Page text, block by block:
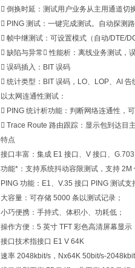
 倒换时延：测试用户业务从主用通道切
 PING 测试：一键完成测试。自动探测
 帧中继测试：可设置模式（自动/DTE/
 缺陷与异常 性能析：离线业务测试，
 误码插入：BIT 误码
 统计类型：BIT 误码，LO、LOP、AI 告
以太网连通性测试：
 PING 统计析功能：判断网络连通性，
 Trace Route 路由跟踪：显示包到达目
特点
接口丰富：集成 E1 接口、V 接口、
功能*：支持系统抖动容限测试，支持
PING 功能：E1、V.35 接口 PING 测试
大容量：可存储 5000 条以测试记录；
小巧便携：手持式、体积小、功耗低；
操作方便：5 英寸 TFT 彩色高清屏幕显
接口技术指接口 E1 V 64K
速率 2048kbit/s，Nx64K 50bit/